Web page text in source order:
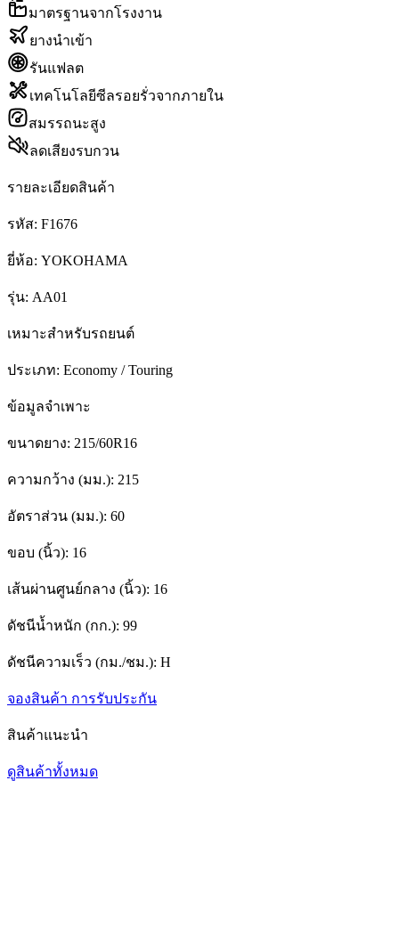
มาตรฐานจากโรงงาน
ยางนำเข้า
รันแฟลต
เทคโนโลยีซีลรอยรั่วจากภายใน
สมรรถนะสูง
ลดเสียงรบกวน
รายละเอียดสินค้า
รหัส: F1676
ยี่ห้อ: YOKOHAMA
รุ่น: AA01
เหมาะสำหรับรถยนต์
ประเภท: Economy / Touring
ข้อมูลจำเพาะ
ขนาดยาง: 215/60R16
ความกว้าง (มม.): 215
อัตราส่วน (มม.): 60
ขอบ (นิ้ว): 16
เส้นผ่านศูนย์กลาง (นิ้ว): 16
ดัชนีน้ำหนัก (กก.): 99
ดัชนีความเร็ว (กม./ชม.): H
จองสินค้า การรับประกัน
สินค้าแนะนำ
ดูสินค้าทั้งหมด